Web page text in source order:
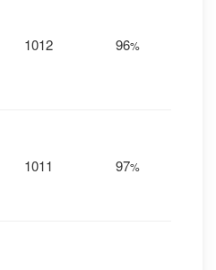
1012 96%
1011 97%